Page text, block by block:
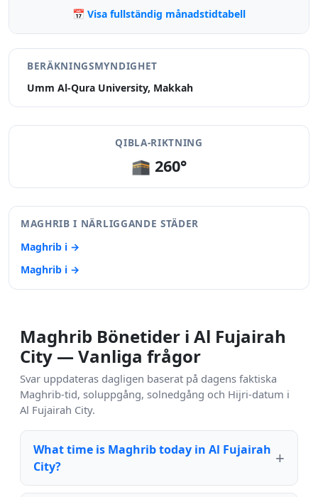
📅 Visa fullständig månadstidtabell
BERÄKNINGSMYNDIGHET
Umm Al-Qura University, Makkah
QIBLA-RIKTNING
🕋 260°
MAGHRIB I NÄRLIGGANDE STÄDER
Maghrib i →
Maghrib i →
Maghrib Bönetider i Al Fujairah
City — Vanliga frågor
Svar uppdateras dagligen baserat på dagens faktiska
Maghrib-tid, soluppgång, solnedgång och Hijri-datum i
Al Fujairah City.
What time is Maghrib today in Al Fujairah
City?